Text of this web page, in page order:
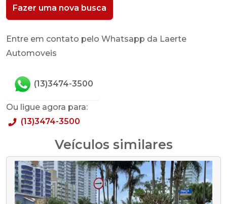
Fazer uma nova busca
Entre em contato pelo Whatsapp da Laerte
Automoveis
(13)3474-3500
Ou ligue agora para:
(13)3474-3500
Veículos similares